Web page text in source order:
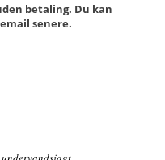
betaling. Du kan
senere.